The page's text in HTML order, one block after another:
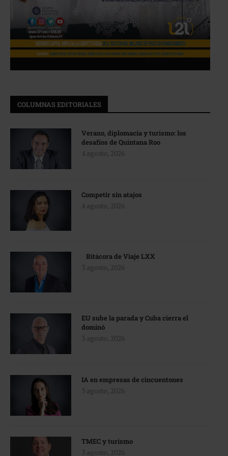
COLUMNAS EDITORIALES
Verano, diplomacia y turismo: los
desafíos de Quintana Roo
4 agosto, 2026
Competir sin atajos
4 agosto, 2026
Bitácora de Viaje LXX
3 agosto, 2026
EU sube la parada y Cuba cierra el
dominó
3 agosto, 2026
IA en empresas de cincuentones
3 agosto, 2026
TMEC y turismo
3 agosto, 2026